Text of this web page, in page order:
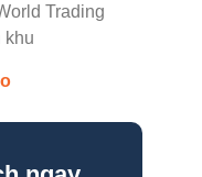
Trading
khu